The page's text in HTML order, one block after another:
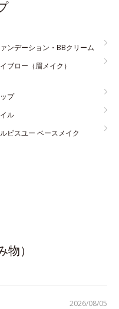
ンデーション・BBクリーム
ブロー（眉メイク）
プ
ル
ビスユー ベースメイク
）
2026/08/05